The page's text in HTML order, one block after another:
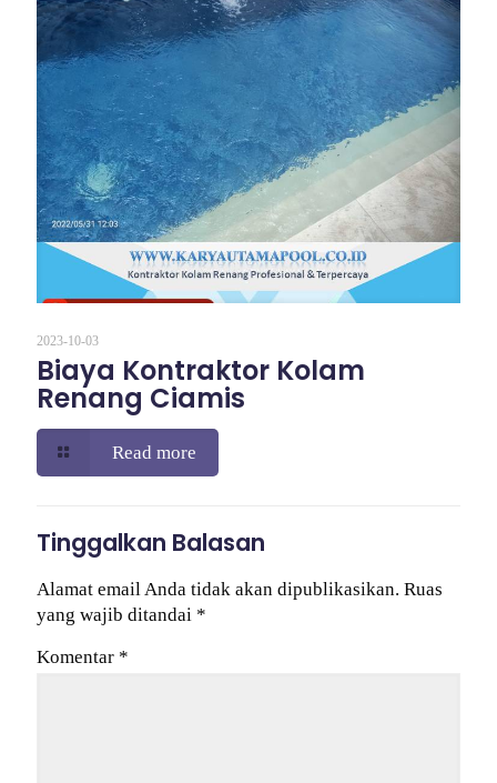
2023-10-03
Biaya Kontraktor Kolam
Renang Ciamis
Read more
Tinggalkan Balasan
Alamat email Anda tidak akan dipublikasikan. Ruas
yang wajib ditandai *
Komentar *